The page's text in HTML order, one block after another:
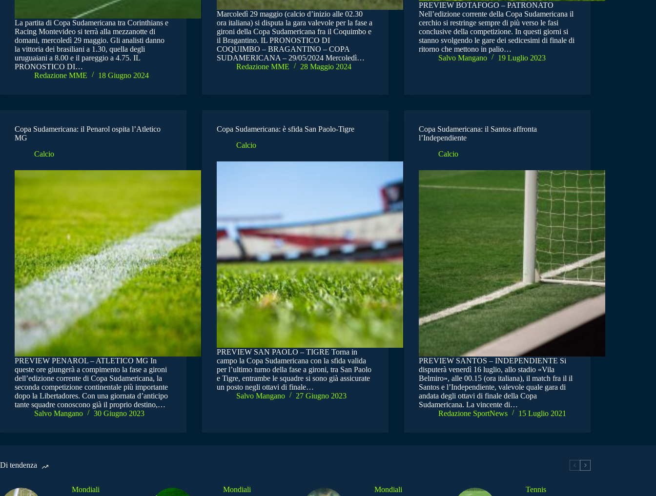
La partita di Copa Sudamericana tra Corinthians e
Racing Montevideo si terrà alla mezzanotte di
domani, mercoledì 29 maggio. Gli analisti danno
la vittoria dei brasiliani a 1.30, quella degli
uruguaiani a 8.00 e il pareggio a 4.75. IL
PRONOSTICO DI…
Redazione MME
18 Giugno 2024
Marcoledì 29 maggio (calcio d’inizio alle 02.30
ora italiana) si disputa la gara valevole per la fase a
gironi della Copa Sudamericana fra il Coquimbo e
il Bragantino. IL PRONOSTICO DI
COQUIMBO – BRAGANTINO – COPA
SUDAMERICANA – 29/05/2024 Mercoledì…
Redazione MME
28 Maggio 2024
PREVIEW BOTAFOGO – PATRONATO
Nell’edizione corrente della Copa Sudamericana il
cerchio si restringe sempre di più verso le fasi
conclusive della competizione. In questi giorni si
stanno svolgendo le gare dei sedicesimi di finale di
ritorno che mettono in palio…
Salvo Mangano
19 Luglio 2023
Copa Sudamericana: il Penarol ospita l’Atletico
MG
Calcio
PREVIEW PENAROL – ATLETICO MG In
queste ore giungerà a compimento la fase a gironi
dell’edizione corrente di Copa Sudamericana, la
seconda competizione continentale più importante
dopo la Libertadores. Con una giornata d’anticipo
tante squadre conoscono già il proprio destino,…
Salvo Mangano
30 Giugno 2023
Copa Sudamericana: è sfida San Paolo-Tigre
Calcio
PREVIEW SAN PAOLO – TIGRE Torna in
campo la Copa Sudamericana con la sfida valida
per l’ultimo turno della fase a gironi, tra San Paolo
e Tigre, entrambe le squadre si sono già assicurate
un posto negli ottavi di finale…
Salvo Mangano
27 Giugno 2023
Copa Sudamericana: il Santos affronta
l’Independiente
Calcio
PREVIEW SANTOS – INDEPENDIENTE Si
disputerà venerdì 16 luglio, allo stadio «Vila
Belmiro», alle 00.15 (ora italiana), il match fra il il
Santos e l’Independiente, valevole quale gara di
andata degli ottavi di finale della Copa
Sudamericana. La vincente di…
Redazione SportNews
15 Luglio 2021
Di tendenza
Mondiali Mondiali Mondiali Tennis